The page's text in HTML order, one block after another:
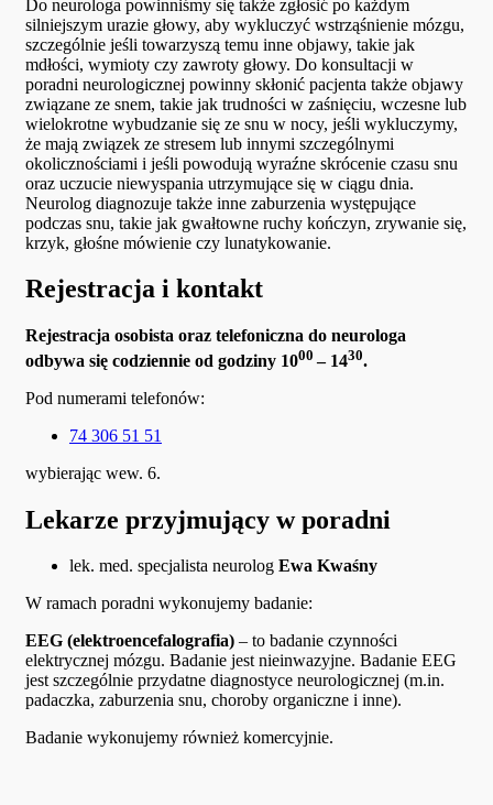
Do neurologa powinniśmy się także zgłosić po każdym
silniejszym urazie głowy, aby wykluczyć wstrząśnienie mózgu,
szczególnie jeśli towarzyszą temu inne objawy, takie jak
mdłości, wymioty czy zawroty głowy. Do konsultacji w
poradni neurologicznej powinny skłonić pacjenta także objawy
związane ze snem, takie jak trudności w zaśnięciu, wczesne lub
wielokrotne wybudzanie się ze snu w nocy, jeśli wykluczymy,
że mają związek ze stresem lub innymi szczególnymi
okolicznościami i jeśli powodują wyraźne skrócenie czasu snu
oraz uczucie niewyspania utrzymujące się w ciągu dnia.
Neurolog diagnozuje także inne zaburzenia występujące
podczas snu, takie jak gwałtowne ruchy kończyn, zrywanie się,
krzyk, głośne mówienie czy lunatykowanie.
Rejestracja i kontakt
Rejestracja osobista oraz telefoniczna do neurologa
odbywa się codziennie od godziny 1000 – 1430.
Pod numerami telefonów:
74 306 51 51
wybierając wew. 6.
Lekarze przyjmujący w poradni
lek. med. specjalista neurolog Ewa Kwaśny
W ramach poradni wykonujemy badanie:
EEG (elektroencefalografia) – to badanie czynności
elektrycznej mózgu. Badanie jest nieinwazyjne. Badanie EEG
jest szczególnie przydatne diagnostyce neurologicznej (m.in.
padaczka, zaburzenia snu, choroby organiczne i inne).
Badanie wykonujemy również komercyjnie.